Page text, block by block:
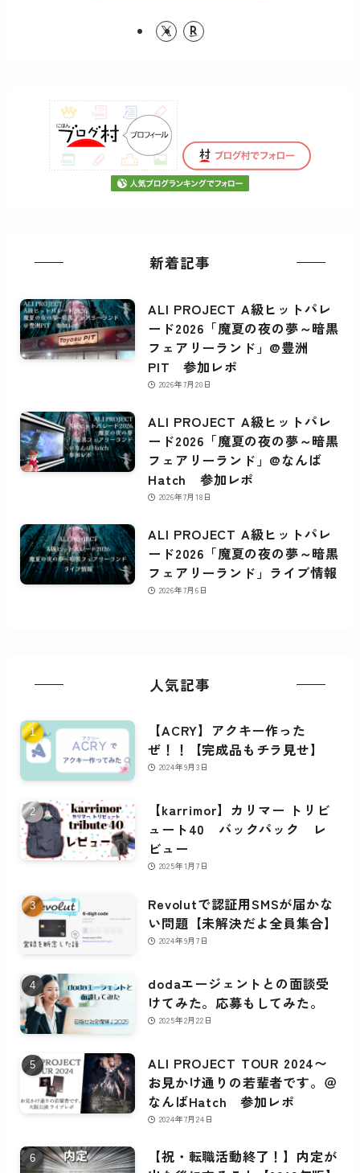
新着記事
ALI PROJECT A級ヒットパレ
ード2026「魔夏の夜の夢～暗黒
フェアリーランド」@豊洲
PIT 参加レポ
2026年7月20日
ALI PROJECT A級ヒットパレ
ード2026「魔夏の夜の夢～暗黒
フェアリーランド」@なんば
Hatch 参加レポ
2026年7月18日
ALI PROJECT A級ヒットパレ
ード2026「魔夏の夜の夢～暗黒
フェアリーランド」ライブ情報
2026年7月6日
人気記事
【ACRY】アクキー作った
ぜ！！【完成品もチラ見せ】
2024年9月3日
【karrimor】カリマー トリビ
ュート40 バックパック レ
ビュー
2025年1月7日
Revolutで認証用SMSが届かな
い問題【未解決だよ全員集合】
2024年9月7日
dodaエージェントとの面談受
けてみた。応募もしてみた。
2025年2月22日
ALI PROJECT TOUR 2024〜
お見かけ通りの若輩者です。＠
なんばHatch 参加レポ
2024年7月24日
【祝・転職活動終了！】内定が